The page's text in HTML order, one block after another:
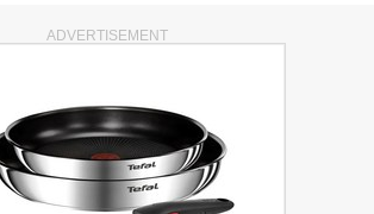
ADVERTISEMENT